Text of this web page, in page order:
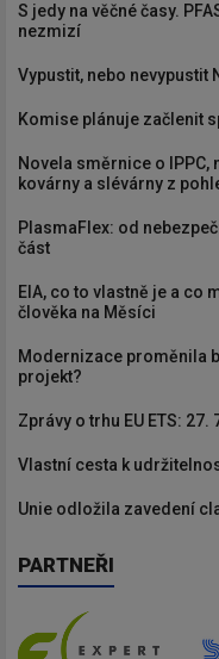
S jedy na věčné časy.
nezmizí
Vypustit, nebo nevypustit
Komise plánuje začlenit
Novela směrnice o IPPC,
kovárny a slévárny z
PlasmaFlex: od
část
EIA, co to vlastně je a co
člověka na Měsíci
Modernizace proměnila
projekt?
Zprávy o trhu EU ETS: 27.
Vlastní cesta k
Unie odložila zavedení
PARTNEŘI